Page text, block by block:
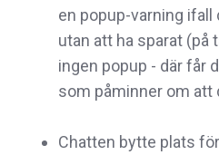
en popup-varning
utan att ha sparat (på
ingen popup - där får
som påminner om att
Chatten bytte plats